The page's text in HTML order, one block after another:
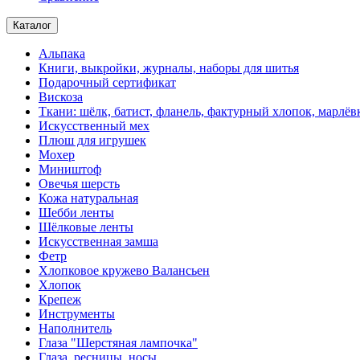
Каталог
Альпака
Книги, выкройки, журналы, наборы для шитья
Подарочный сертификат
Вискоза
Ткани: шёлк, батист, фланель, фактурный хлопок,
Искусственный мех
Плюш для игрушек
Мохер
Миништоф
Овечья шерсть
Кожа натуральная
Шебби ленты
Шёлковые ленты
Искусственная замша
Фетр
Хлопковое кружево Валансьен
Хлопок
Крепеж
Инструменты
Наполнитель
Глаза "Шерстяная лампочка"
Глаза, ресницы, носы